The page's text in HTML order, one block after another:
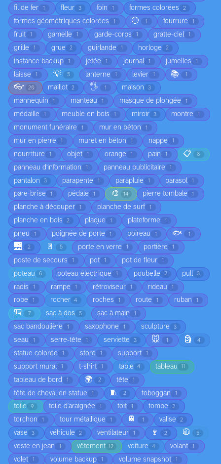
fil de fer 1 fleur 3 foin 1 formes colorées 2
formes géométriques colorées 1 🔵 1 fourrure 1
fruit 1 gamelle 1 garde-corps 1 gratte-ciel 1
grille 1 grue 2 guirlande 1 horloge 2
instance backup 1 jetée 1 journal 1 jumelles 1
laisse 1 💡 5 lanterne 1 levier 1 📚 1
👓 20 maillot 2 🖐️ 1 maison 3
mannequin 1 manteau 1 masque de plongée 1
médaille 1 meuble en bois 1 miroir 3 montre 1
monument funéraire 1 mur en béton 1
mur en pierre 1 muret en béton 1 nappe 1
nourriture 1 objet 1 orange 1 pain 1 📋 8
panneau d'information 1 panneau publicitaire 1
pantalon 3 parapente 1 parapluie 1 parasol 1
pare-brise 1 pédale 1 🎨 14 pierre tombale 1
planche à découper 1 planche de surf 1
planche en bois 2 plaque 1 plateforme 1
pneu 1 poignée de porte 1 poireau 1 🐟 1
🌉 2 🚪 5 porte en verre 1 portière 1
poste de secours 1 pot 1 pot de fleur 1
poteau 6 poteau électrique 1 poubelle 2 pull 3
radis 1 rampe 1 rétroviseur 1 rideau 1
robe 1 rocher 4 roches 1 route 1 ruban 1
🎒 7 sac à dos 5 sac à main 1
sac bandoulière 1 saxophone 1 sculpture 3
seau 1 serre-tête 1 serviette 3 🐭 1 🗿 4
statue colorée 1 store 1 support 1
support mural 1 t-shirt 1 table 4 tableau 11
tableau de bord 1 🌍 2 tête 1
tête de cheval en statue 1 🧵 2 toboggan 1
toile 9 toile d'araignée 1 toit 1 tombe 2
torchon 1 tour métallique 1 🚆 1 valise 2
vase 3 véhicule 2 ventilateur 1 🍷 2 🧥 5
veste en jean 1 vêtement 12 voiture 4 volant 1
volet 1 volume backup 1 volume snapshot 1